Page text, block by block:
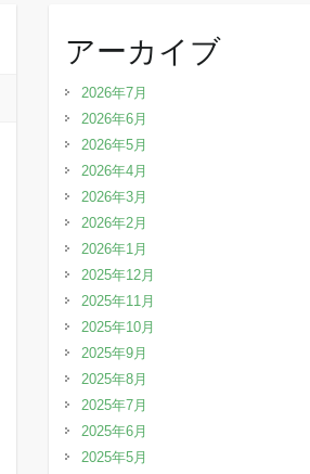
アーカイブ
2026年7月
2026年6月
2026年5月
2026年4月
2026年3月
2026年2月
2026年1月
2025年12月
2025年11月
2025年10月
2025年9月
2025年8月
2025年7月
2025年6月
2025年5月